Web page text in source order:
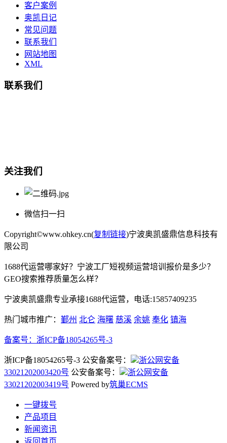
客户案例
奥凯日记
常见问题
联系我们
网站地图
XML
联系我们
关注我们
微信扫一扫
Copyright©www.ohkey.cn(复制链接)宁波奥凯盛鼎信息科技有
限公司
1688代运营哪家好？宁波工厂短视频运营培训报价是多少？
GEO搜索推荐质量怎么样？
宁波奥凯盛鼎专业承接1688代运营，电话:15857409235
热门城市推广： 鄞州 北仑 海曙 慈溪 余姚 奉化 镇海
备案号： 浙ICP备18054265号-3
浙ICP备18054265号-3 公安备案号：
浙公网安备
33021202003420号 公安备案号：
浙公网安备
33021202003419号 Powered by筑巢ECMS
一键拨号
产品项目
新闻资讯
返回首页